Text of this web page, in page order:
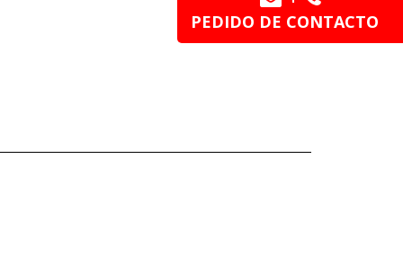
PEDIDO DE CONTACTO